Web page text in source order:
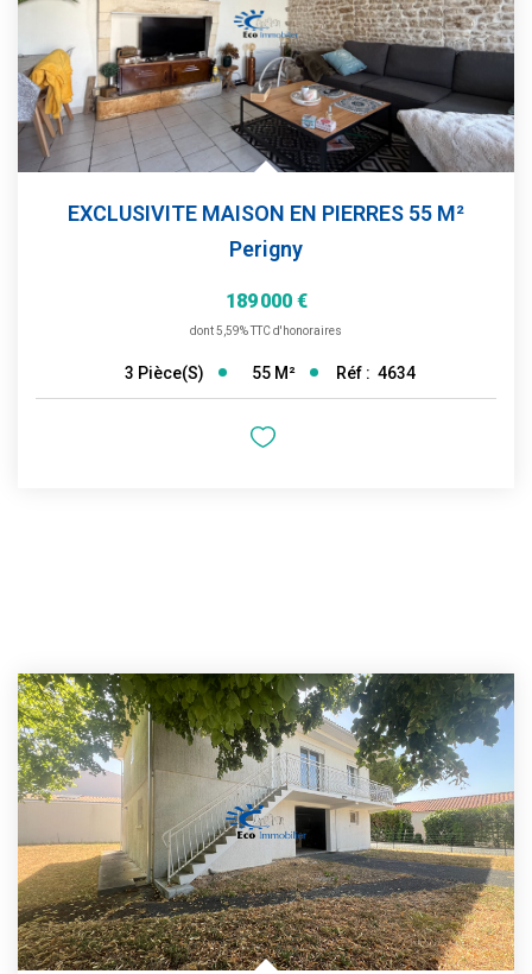
EXCLUSIVITE MAISON EN PIERRES 55 M²
Perigny
189 000 €
dont 5,59% TTC d'honoraires
3 Pièce(s) 55 M² Réf : 4634